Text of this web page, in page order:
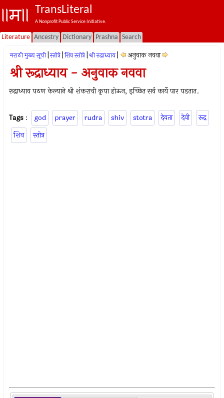
TransLiteral
A Nonprofit Public Service Initiative.
Literature Ancestry Dictionary Prashna Search
मराठी मुख्य सूची स्तोत्रे शिव स्तोत्रे श्री रुद्राध्याय अनुवाक नववा
श्री रूद्राध्याय - अनुवाक नववा
रूद्राध्याय पठण केल्याने श्री शंकराची कृपा होऊन, इच्छित सर्व कार्ये पार पडतात.
Tags : god prayer rudra shiv stotra देवता देवी
रूद्र
शिव
स्तोत्र